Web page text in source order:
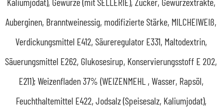
Auberginen, Branntweinessig, modifizierte Stärke, MILCHEIWEIß,
Verdickungsmittel E412, Säureregulator E331, Maltodextrin,
Säuerungsmittel E262, Glukosesirup, Konservierungsstoff E 202,
E211); Weizenfladen 37% (WEIZENMEHL , Wasser, Rapsöl,
Feuchthaltemittel E422, Jodsalz (Speisesalz, Kaliumjodat),